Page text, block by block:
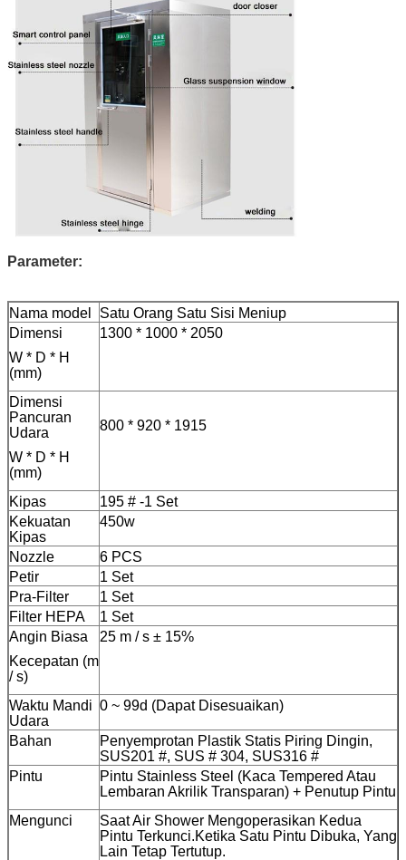
Parameter:
Nama model
Satu Orang Satu Sisi Meniup
Dimensi
W * D * H
(mm)
1300 * 1000 * 2050
Dimensi
Pancuran
Udara
W * D * H
(mm)
800 * 920 * 1915
Kipas
195 # -1 Set
Kekuatan
Kipas
450w
Nozzle
6 PCS
Petir
1 Set
Pra-Filter
1 Set
Filter HEPA
1 Set
Angin Biasa
Kecepatan (m
/ s)
25 m / s ± 15%
Waktu Mandi
Udara
0 ~ 99d (Dapat Disesuaikan)
Bahan
Penyemprotan Plastik Statis Piring Dingin,
SUS201 #, SUS # 304, SUS316 #
Pintu
Pintu Stainless Steel (Kaca Tempered Atau
Lembaran Akrilik Transparan) + Penutup Pintu
Mengunci
Saat Air Shower Mengoperasikan Kedua
Pintu Terkunci.Ketika Satu Pintu Dibuka, Yang
Lain Tetap Tertutup.